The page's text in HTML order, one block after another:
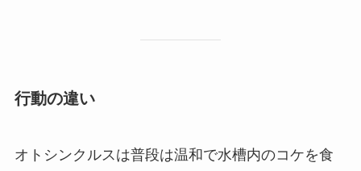
行動の違い
オトシンクルスは普段は温和で水槽内のコケを食